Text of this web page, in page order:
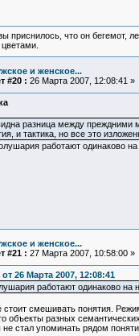
приснилось, что он бегемот,
и женское...
#20 : 26 Марта 2007, 12:08:41 »
разница между
и тактика, но все это
работают одинаково
и женское...
#21 : 27 Марта 2007, 10:58:00 »
26 Марта 2007, 12:08:41
работают одинаково
стоит смешивать понятия.
объекты разных
стал упоминать рядом